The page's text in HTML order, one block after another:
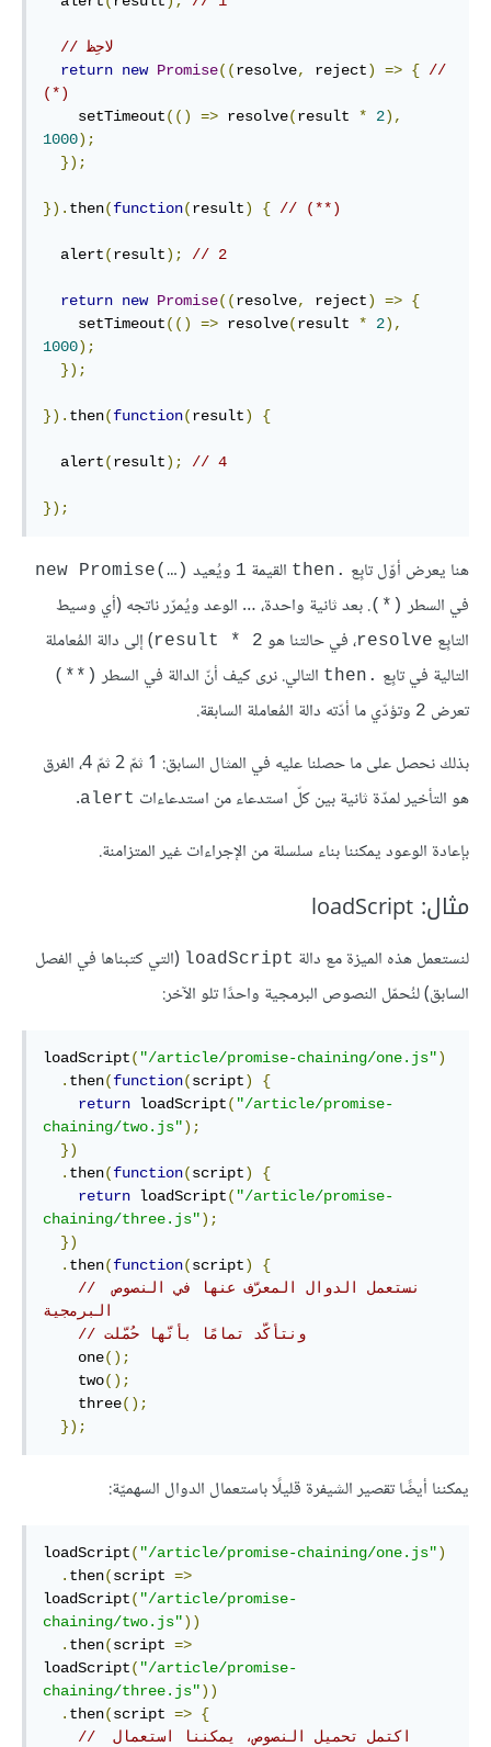
// لاحِظ
return new Promise((resolve, reject) => { //
(*)
    setTimeout
(() => resolve(result * 2),
1000);
});
}). then(function(result) { // (**)
  alert
(result); // 2
return new Promise((resolve, reject) => {
    setTimeout
(() => resolve(result * 2),
1000);
});
}). then(function(result) {
  alert
(result); // 4
});
هنا يعرض أوّل تابِع .then القيمة 1 ويُعيد new Promise(…)‎
في السطر (*). بعد ثانية واحدة، … الوعد ويُمرّر ناتجه (أي وسيط
التابِع resolve، في حالتنا هو result * 2) إلى دالة المُعاملة
التالية في تابِع .then التالي. نرى كيف أنّ الدالة في السطر (**)
تعرض 2 وتؤدّي ما أدّته دالة المُعاملة السابقة.
بذلك نحصل على ما حصلنا عليه في المثال السابق: 1 ثمّ 2 ثمّ 4، الفرق
هو التأخير لمدّة ثانية بين كلّ استدعاء من استدعاءات alert
.
بإعادة الوعود يمكننا بناء سلسلة من الإجراءات غير المتزامنة.
مثال: loadScript
لنستعمل هذه الميزة مع دالة loadScript (التي كتبناها في الفصل
السابق) لنُحمّل النصوص البرمجية واحدًا تلو الآخر:
loadScript( "/article/promise-chaining/one.js")
. then(function(script)
{
return loadScript( "/article/promise-
chaining/two.js");
})
. then(function(script)
{
return loadScript( "/article/promise-
chaining/three.js");
})
. then(function(script)
{
// نستعمل الدوال المعرّف عنها في النصوص
البرمجية
// ونتأكّد تمامًا بأنّها حُمّلت
    one
();
    two
();
    three
();
});
يمكننا أيضًا تقصير الشيفرة قليلًا باستعمال الدوال السهميّة:
loadScript( "/article/promise-chaining/one.js")
. then(script =>
loadScript( "/article/promise-
chaining/two.js"))
. then(script =>
loadScript( "/article/promise-
chaining/three.js"))
. then(script => {
// اكتمل تحميل النصوص، يمكننا استعمال